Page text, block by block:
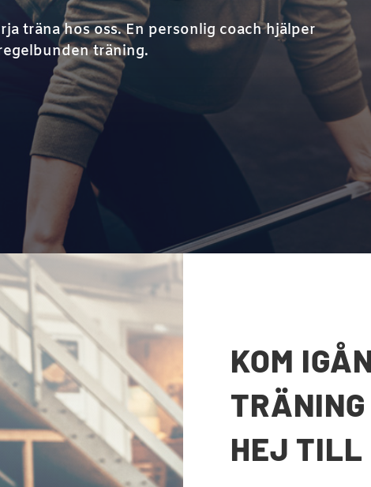
träna hos oss. En personlig coach hjälper
träning.
KOM
TRÄNING
HEJ TILL